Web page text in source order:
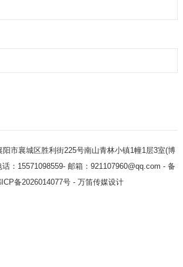
阳市襄城区胜利街225号南山青林小镇1幢1层3室(博
：15571098559- 邮箱：921107960@qq.com - 备
备2026014077号 -万笛传媒设计